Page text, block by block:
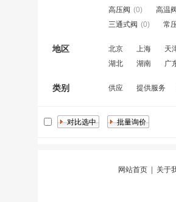
高压阀 (0) 高温阀
三通式阀 (0) 常
地区 北京 上海 天
湖北
湖南 广
类别 供应 提供服务
网站首页| 关于